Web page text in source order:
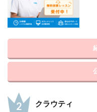
クラウティ